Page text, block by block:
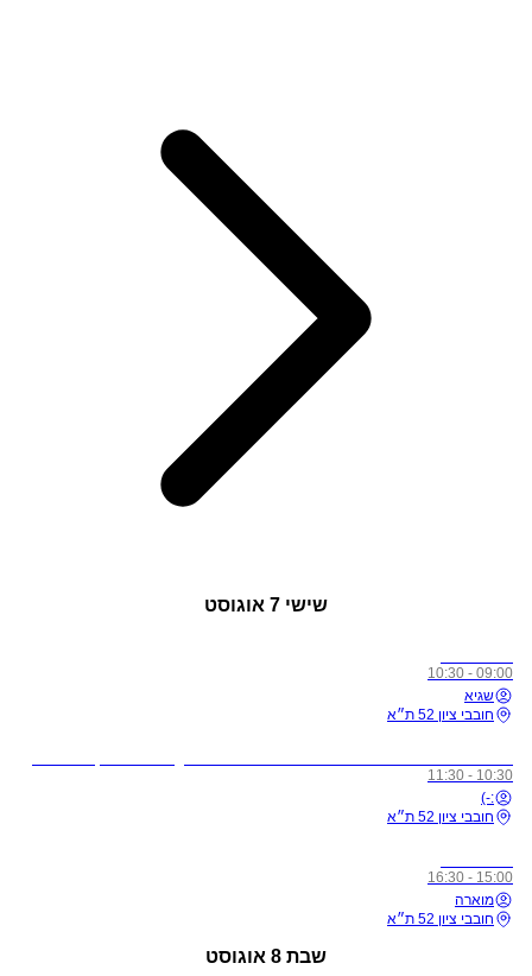
שישי 7 אוגוסט
09:00 - 10:30
שגיא
חובבי ציון 52 ת״א
10:30 - 11:30
:-)
חובבי ציון 52 ת״א
15:00 - 16:30
מוארה
חובבי ציון 52 ת״א
שבת 8 אוגוסט